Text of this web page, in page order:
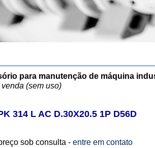
para manutenção de máquina
(sem uso)
314 L AC D.30X20.5 1P D56D
sob consulta - entre em contato